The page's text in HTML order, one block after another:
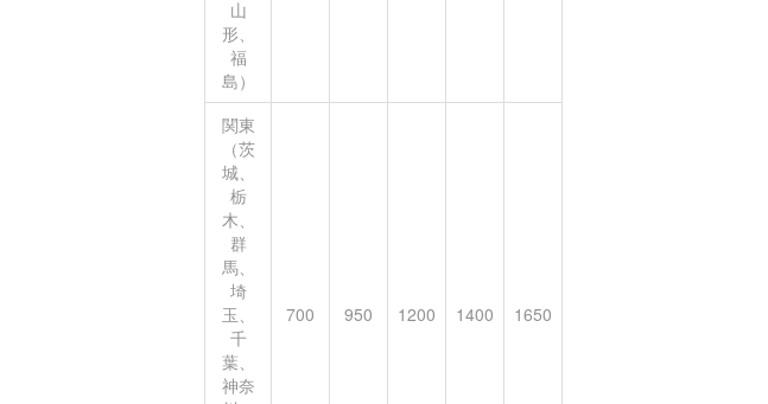
山
形、
福
島）
関東
（茨
城、
栃
木、
群
馬、
埼
玉、
千
葉、
神奈
700 950 1200 1400 1650